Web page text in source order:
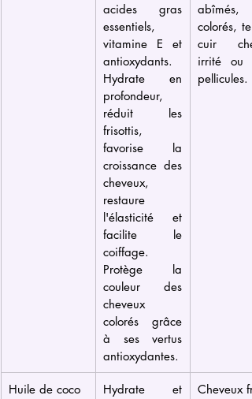
acides gras
essentiels,
vitamine E et
antioxydants.
Hydrate en
profondeur,
réduit les
frisottis,
favorise la
croissance des
cheveux,
restaure
l'élasticité et
facilite le
coiffage.
Protège la
couleur des
cheveux
colorés grâce
à ses vertus
antioxydantes.
abîmés,
colorés,
cuir
irrité ou
pellicules.
Huile de coco
Hydrate et
Cheveux